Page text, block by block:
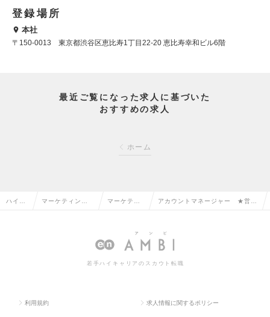
登録場所
本社
〒150-0013 東京都渋谷区恵比寿1丁目22-20 恵比寿幸和ビル6階
最近ご覧になった求人に基づいた
おすすめの求人
ホーム
ハイク マーケティン マーケティ
企画の転職
アカウントマネージャー ★営業
方を募集！の求人情報
若手ハイキャリアのスカウト転職
利用規約 求人情報に関するポリシー